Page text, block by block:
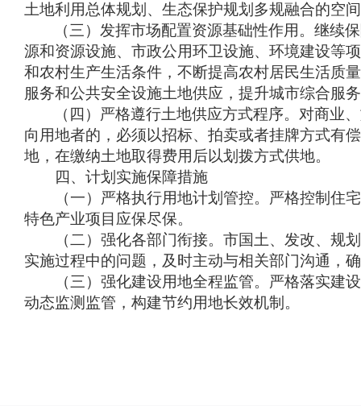
土地利用总体规划、生态保护规划多规融合的空
（三）发挥市场配置资源基础性作用。继续
源和资源设施、市政公用环卫设施、环境建设等
和农村生产生活条件，不断提高农村居民生活质
服务和公共安全设施土地供应，提升城市综合服
（四）严格遵行土地供应方式程序。对商业
向用地者的，必须以招标、拍卖或者挂牌方式有
地，在缴纳土地取得费用后以划拨方式供地。
四、计划实施保障措施
（一）严格执行用地计划管控。严格控制住宅
特色产业项目应保尽保。
（二）强化各部门衔接。市国土、发改、规划
实施过程中的问题，及时主动与相关部门沟通，
（三）强化建设用地全程监管。严格落实建设
动态监测监管，构建节约用地长效机制。